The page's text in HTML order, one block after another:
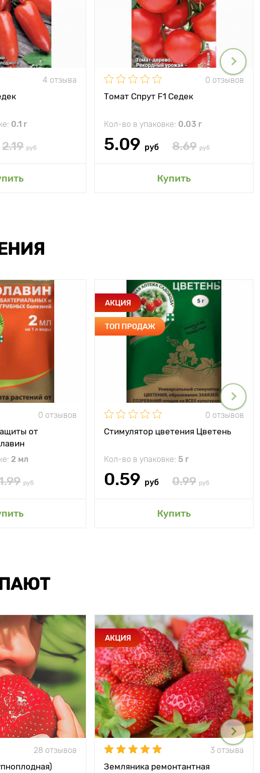
4 отзыва
0.1 г
2.19 руб
0 отзывов
Томат Спрут F1 Седек
Кол-во в упаковке: 0.03 г
5.09 руб 8.69 руб
Купить
0 отзывов
от
2 мл
руб
АКЦИЯ
ТОП ПРОДАЖ
0 отзывов
Стимулятор цветения Цветень
Кол-во в упаковке: 5 г
0.59 руб 0.99 руб
Купить
28 отзывов
АКЦИЯ
3 отзыва
Земляника ремонтантная